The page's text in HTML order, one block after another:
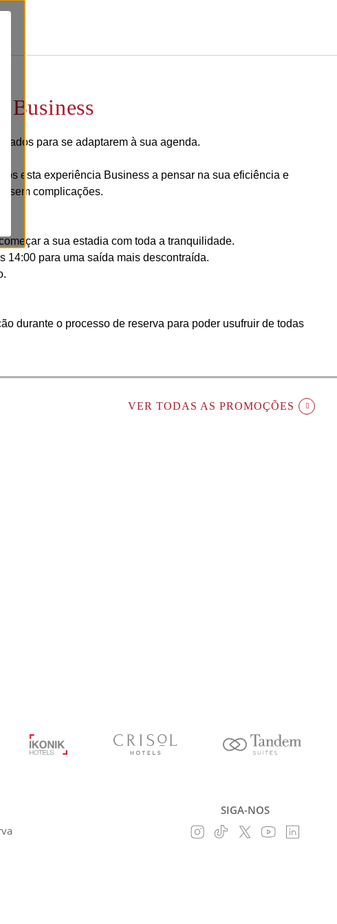
Business
para se adaptarem à sua agenda.
esta experiência Business a pensar na sua eficiência e
sem complicações.
a sua estadia com toda a tranquilidade.
14:00 para uma saída mais descontraída.
durante o processo de reserva para poder usufruir de todas
VER TODAS AS PROMOÇÕES
SIGA-NOS